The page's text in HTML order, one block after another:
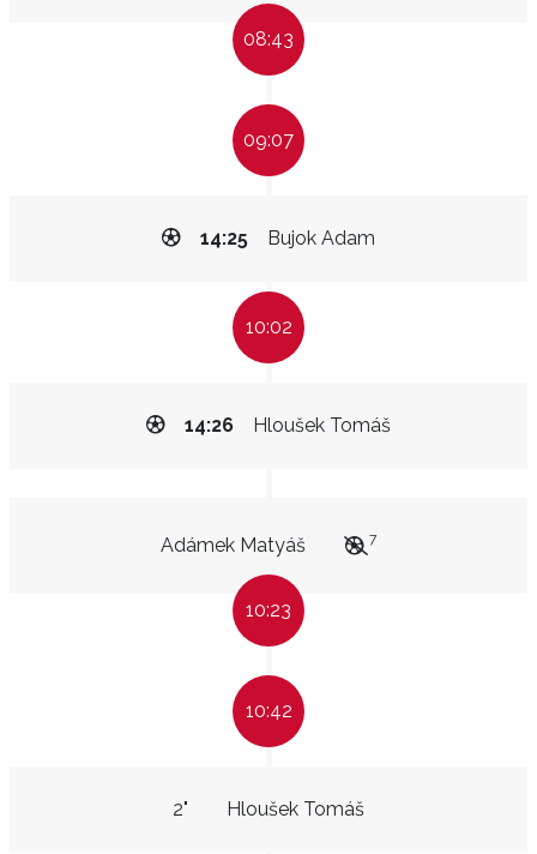
08:43
09:07
Bujok Adam
14:25
10:02
Hloušek Tomáš
14:26
Adámek Matyáš 7
10:23
10:42
Hloušek Tomáš
2"